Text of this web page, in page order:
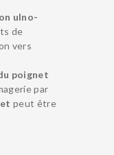
ulno-
de
vers
poignet
par
peut être